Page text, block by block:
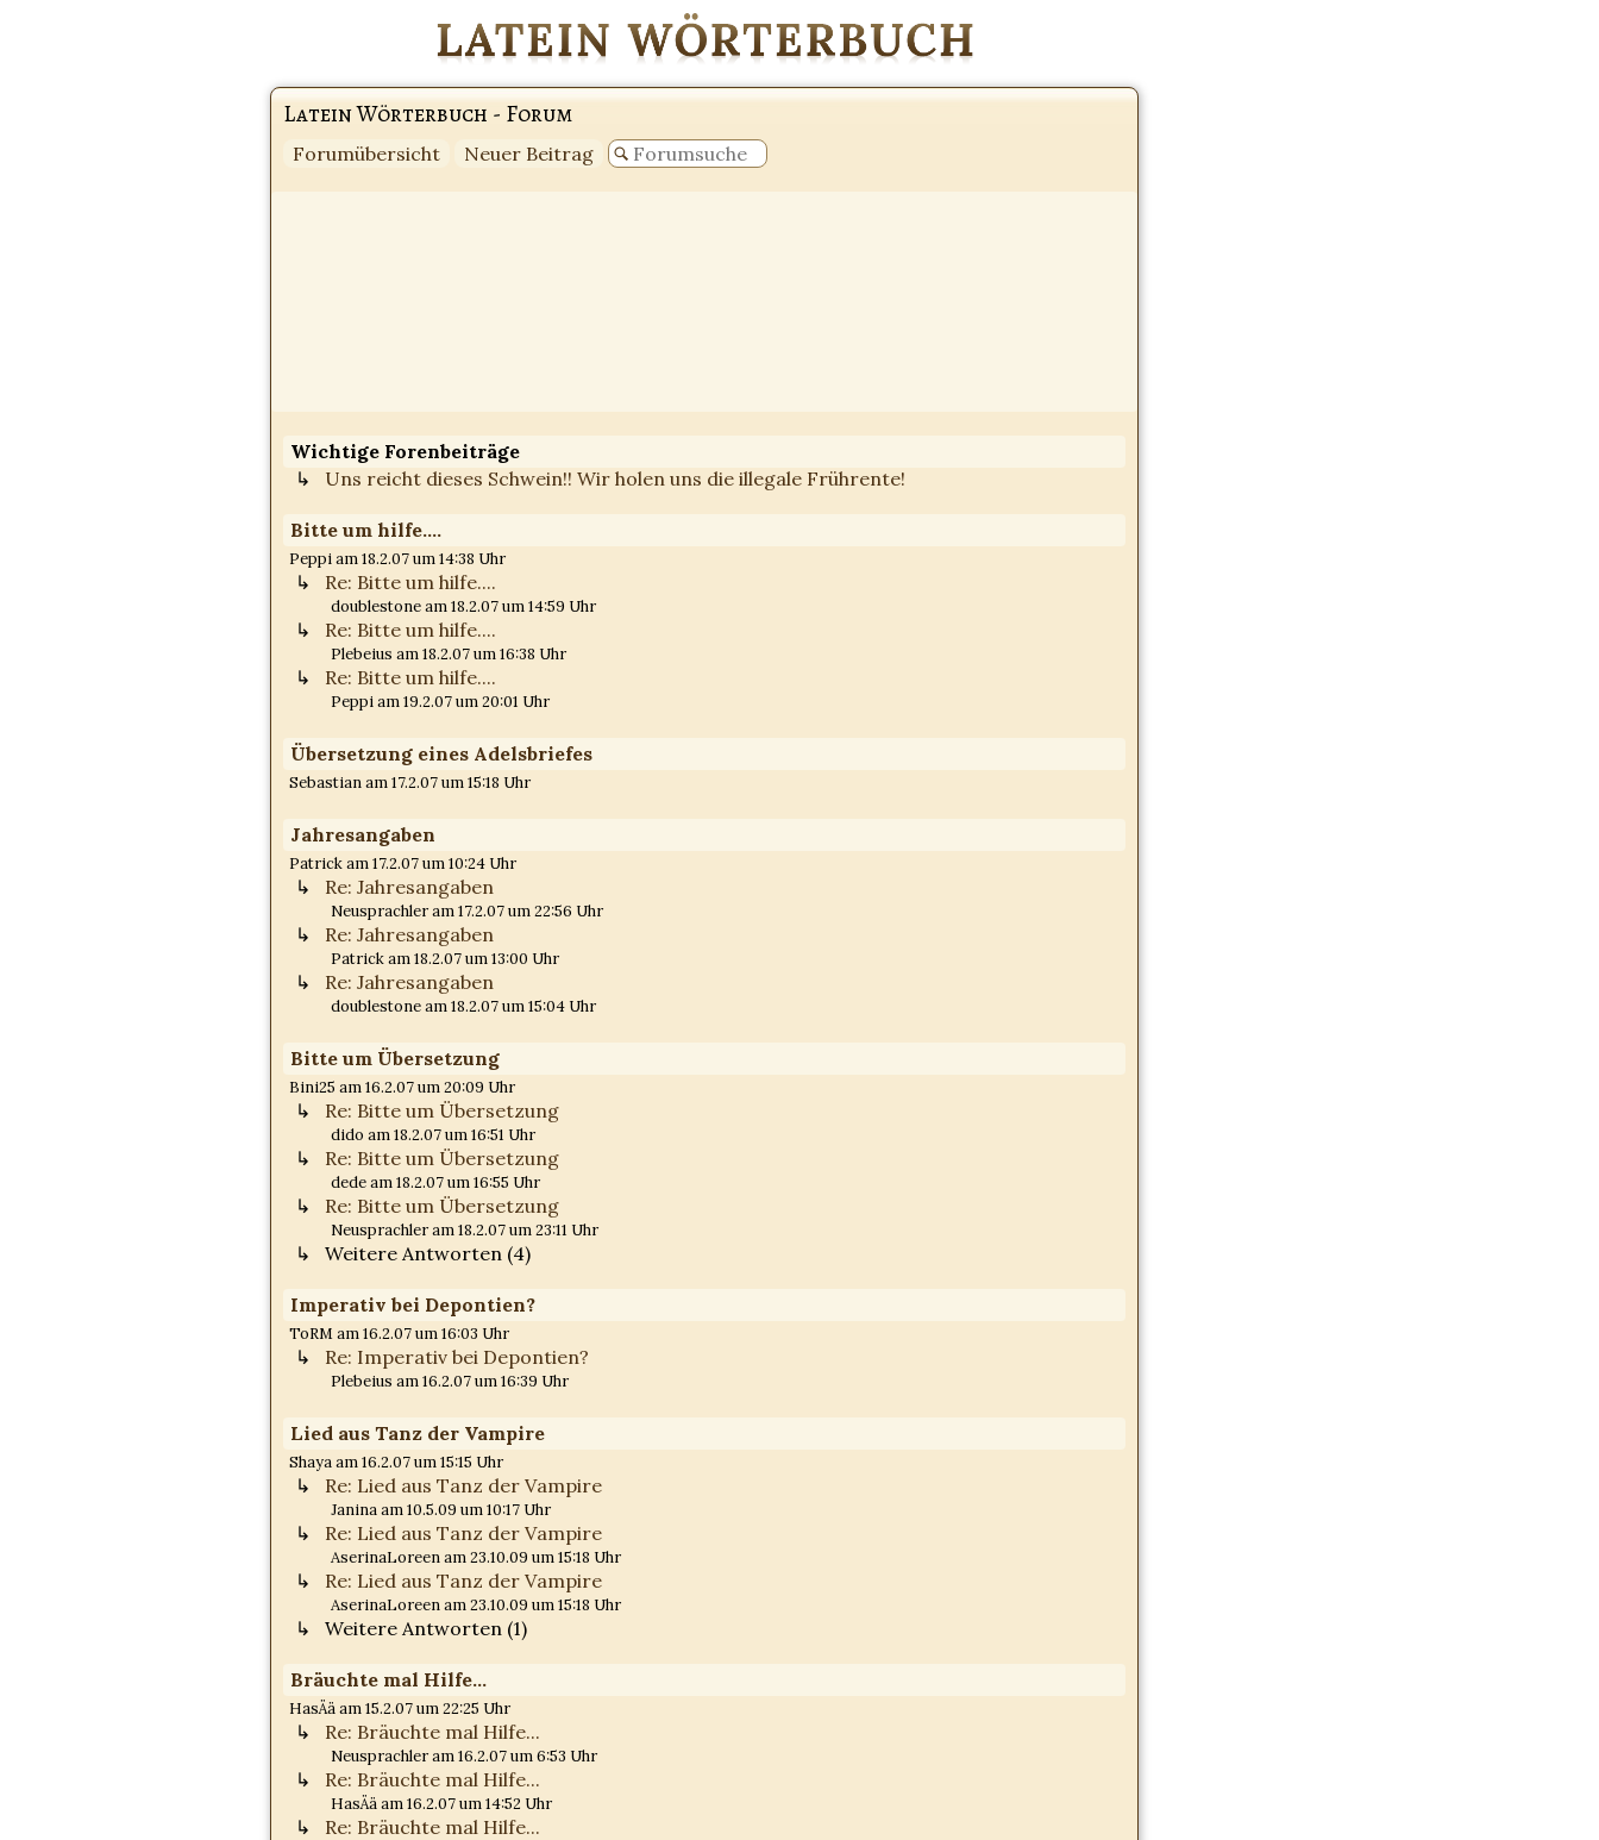
Latein Wörterbuch - Forum
Forumübersicht Neuer Beitrag
Wichtige Forenbeiträge
Uns reicht dieses Schwein!! Wir holen uns die illegale Frührente!
Bitte um hilfe....
Peppi am 18.2.07 um 14:38 Uhr
Re: Bitte um hilfe....
doublestone am 18.2.07 um 14:59 Uhr
Re: Bitte um hilfe....
Plebeius am 18.2.07 um 16:38 Uhr
Re: Bitte um hilfe....
Peppi am 19.2.07 um 20:01 Uhr
Übersetzung eines Adelsbriefes
Sebastian am 17.2.07 um 15:18 Uhr
Jahresangaben
Patrick am 17.2.07 um 10:24 Uhr
Re: Jahresangaben
Neusprachler am 17.2.07 um 22:56 Uhr
Re: Jahresangaben
Patrick am 18.2.07 um 13:00 Uhr
Re: Jahresangaben
doublestone am 18.2.07 um 15:04 Uhr
Bitte um Übersetzung
Bini25 am 16.2.07 um 20:09 Uhr
Re: Bitte um Übersetzung
dido am 18.2.07 um 16:51 Uhr
Re: Bitte um Übersetzung
dede am 18.2.07 um 16:55 Uhr
Re: Bitte um Übersetzung
Neusprachler am 18.2.07 um 23:11 Uhr
Weitere Antworten (4)
Imperativ bei Depontien?
ToRM am 16.2.07 um 16:03 Uhr
Re: Imperativ bei Depontien?
Plebeius am 16.2.07 um 16:39 Uhr
Lied aus Tanz der Vampire
Shaya am 16.2.07 um 15:15 Uhr
Re: Lied aus Tanz der Vampire
Janina am 10.5.09 um 10:17 Uhr
Re: Lied aus Tanz der Vampire
AserinaLoreen am 23.10.09 um 15:18 Uhr
Re: Lied aus Tanz der Vampire
AserinaLoreen am 23.10.09 um 15:18 Uhr
Weitere Antworten (1)
Bräuchte mal Hilfe...
HasÄä am 15.2.07 um 22:25 Uhr
Re: Bräuchte mal Hilfe...
Neusprachler am 16.2.07 um 6:53 Uhr
Re: Bräuchte mal Hilfe...
HasÄä am 16.2.07 um 14:52 Uhr
Re: Bräuchte mal Hilfe...